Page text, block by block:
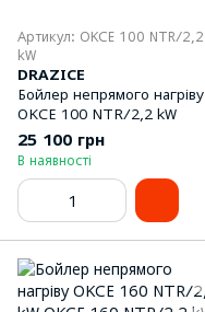
Артикул: OKCE 100 NTR/2,2
kW
DRAZICE
Бойлер непрямого нагріву
OKCE 100 NTR/2,2 kW
25 100 грн
В наявності